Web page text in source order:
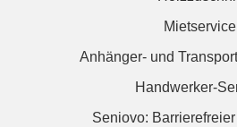
Mietservice
Anhänger- und
Handwerker-
Seniovo: